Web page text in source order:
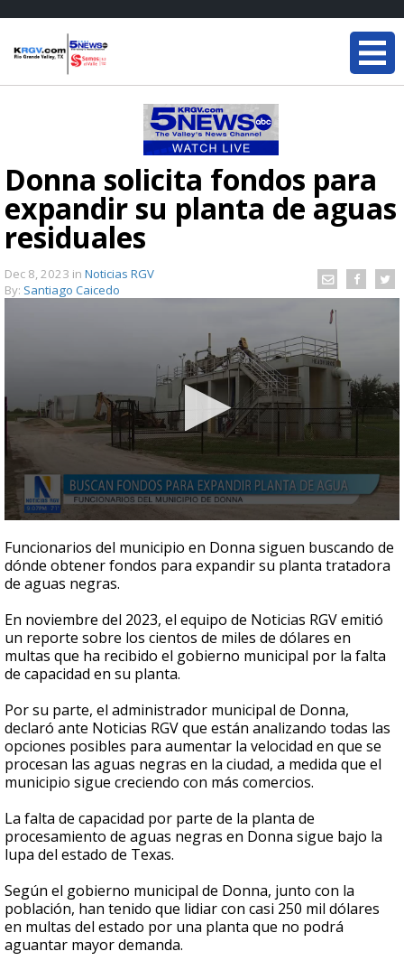
Donna solicita fondos para
expandir su planta de aguas
residuales
Dec 8, 2023 in Noticias RGV
By: Santiago Caicedo
seconds
of
2
minutes,
seconds
Funcionarios del municipio en Donna siguen buscando de
dónde obtener fondos para expandir su planta tratadora
de aguas negras.
En noviembre del 2023, el equipo de Noticias RGV emitió
un reporte sobre los cientos de miles de dólares en
multas que ha recibido el gobierno municipal por la falta
de capacidad en su planta.
Por su parte, el administrador municipal de Donna,
declaró ante Noticias RGV que están analizando todas las
opciones posibles para aumentar la velocidad en que se
procesan las aguas negras en la ciudad, a medida que el
municipio sigue creciendo con más comercios.
La falta de capacidad por parte de la planta de
procesamiento de aguas negras en Donna sigue bajo la
lupa del estado de Texas.
Según el gobierno municipal de Donna, junto con la
población, han tenido que lidiar con casi 250 mil dólares
en multas del estado por una planta que no podrá
aguantar mayor demanda.